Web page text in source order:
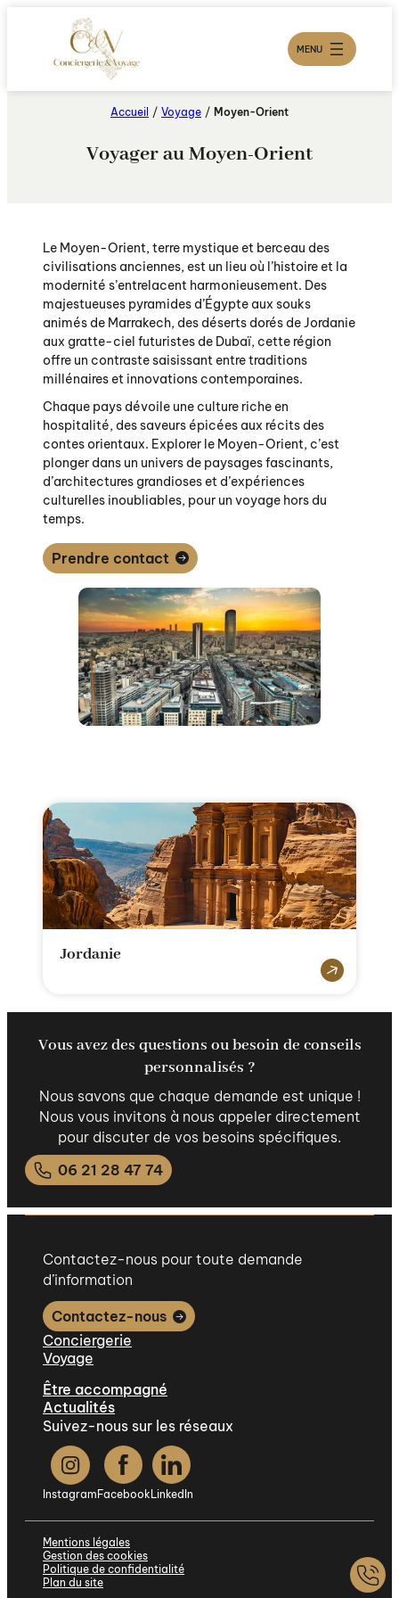
MENU
Accueil / Voyage / Moyen-Orient
Voyager au Moyen-Orient
Le Moyen-Orient, terre mystique et berceau des
civilisations anciennes, est un lieu où l’histoire et la
modernité s’entrelacent harmonieusement. Des
majestueuses pyramides d’Égypte aux souks
animés de Marrakech, des déserts dorés de Jordanie
aux gratte-ciel futuristes de Dubaï, cette région
offre un contraste saisissant entre traditions
millénaires et innovations contemporaines.
Chaque pays dévoile une culture riche en
hospitalité, des saveurs épicées aux récits des
contes orientaux. Explorer le Moyen-Orient, c’est
plonger dans un univers de paysages fascinants,
d’architectures grandioses et d’expériences
culturelles inoubliables, pour un voyage hors du
temps.
Prendre contact
Jordanie
Vous avez des questions ou besoin de conseils
personnalisés ?
Nous savons que chaque demande est unique !
Nous vous invitons à nous appeler directement
pour discuter de vos besoins spécifiques.
06 21 28 47 74
Contactez-nous pour toute demande
d’information
Contactez-nous
Conciergerie
Voyage
Être accompagné
Actualités
Suivez-nous sur les réseaux
Instagram Facebook LinkedIn
Mentions légales
Gestion des cookies
Politique de confidentialité
Plan du site